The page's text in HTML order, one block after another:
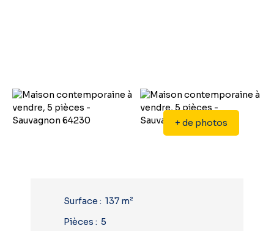
+ de photos
Surface : 137 m²
Pièces : 5